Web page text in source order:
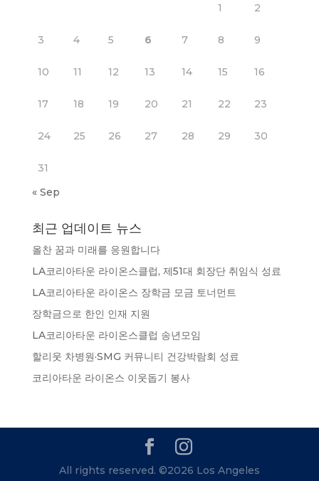
1 2
3 4 5 6 7 8 9
10 11 12 13 14 15 16
17 18 19 20 21 22 23
24 25 26 27 28 29 30
31
« Sep
최근 업데이트 뉴스
올찬 꿈과 미래를 응원합니다
LA코리아타운 라이온스클럽, 제51대 회장단 취임식 성료
LA코리아타운 라이온스 장학금 모금 토너먼트
장학금으로 한인 인재 지원
LA코리아타운 라이온스클럽 송년모임
할리웃 차병원·SMG 커뮤니티 건강박람회 성료
코리아타운 라이온스 이웃돕기 봉사
All rights reserved. ©2026 Los Angeles